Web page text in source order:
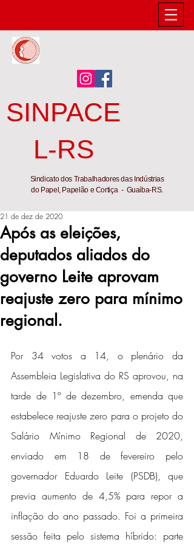
SINPACE
L-RS
Sindicato dos Trabalhadores das Indústrias
do Papel, Papelão e Cortiça - Guaíba-RS.
Após as eleições,
deputados aliados do
governo Leite aprovam
reajuste zero para mínimo
regional.
21 de dez de 2020
Por 34 votos a 14, o plenário da
Assembleia Legislativa do RS aprovou, na
tarde de 1º de dezembro, emenda que
estabelece reajuste zero para o projeto do
Salário Mínimo Regional de 2020,
enviado em 18 de fevereiro pelo
governador Eduardo Leite (PSDB), que
previa aumento de 4,5% para repor a
inflação do ano passado. Foi a primeira
sessão feita pelo sistema híbrido: parte